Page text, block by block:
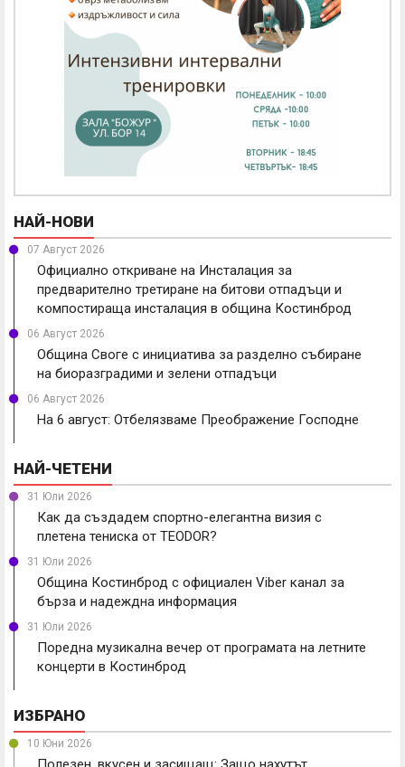
НАЙ-НОВИ
07 Август 2026
Официално откриване на Инсталация за
предварително третиране на битови отпадъци и
компостираща инсталация в община Костинброд
06 Август 2026
Община Своге с инициатива за разделно събиране
на биоразградими и зелени отпадъци
06 Август 2026
На 6 август: Отбелязваме Преображение Господне
НАЙ-ЧЕТЕНИ
31 Юли 2026
Как да създадем спортно-елегантна визия с
плетена тениска от TEODOR?
31 Юли 2026
Община Костинброд с официален Viber канал за
бърза и надеждна информация
31 Юли 2026
Поредна музикална вечер от програмата на летните
концерти в Костинброд
ИЗБРАНО
10 Юни 2026